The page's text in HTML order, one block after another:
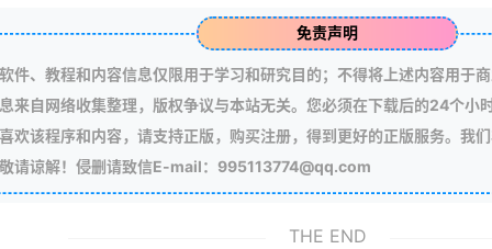
免责声明
件、教程和内容信息仅限用于学习和研究目的；不得将上述内容用于
来自网络收集整理，版权争议与本站无关。您必须在下载后的24个小
欢该程序和内容，请支持正版，购买注册，得到更好的正版服务。我
请谅解！侵删请致信E-mail：995113774@qq.com
THE END